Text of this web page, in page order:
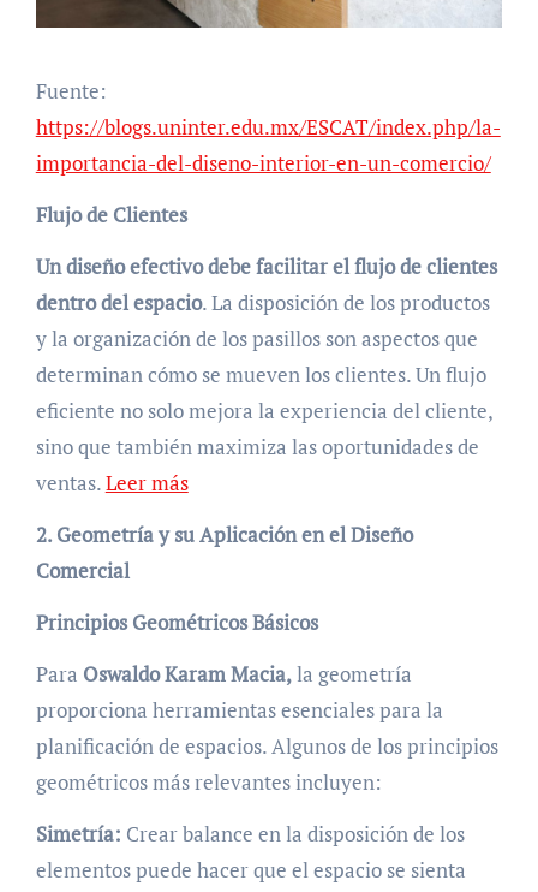
Fuente:
https://blogs.uninter.edu.mx/ESCAT/index.php/la-
importancia-del-diseno-interior-en-un-comercio/
Flujo de Clientes
Un diseño efectivo debe facilitar el flujo de clientes
dentro del espacio. La disposición de los productos
y la organización de los pasillos son aspectos que
determinan cómo se mueven los clientes. Un flujo
eficiente no solo mejora la experiencia del cliente,
sino que también maximiza las oportunidades de
ventas.Leer más
2. Geometría y su Aplicación en el Diseño
Comercial
Principios Geométricos Básicos
Para Oswaldo Karam Macia,la geometría
proporciona herramientas esenciales para la
planificación de espacios. Algunos de los principios
geométricos más relevantes incluyen:
Simetría: Crear balance en la disposición de los
elementos puede hacer que el espacio se sienta